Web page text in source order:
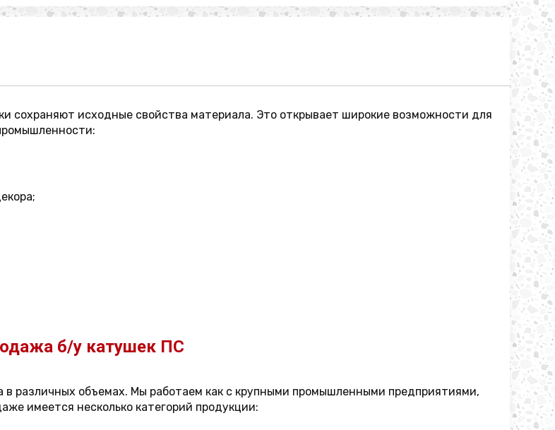
сохраняют исходные свойства материала. Это открывает широкие возможности для
б/у катушек ПС
различных объемах. Мы работаем как с крупными промышленными предприятиями,
имеется несколько категорий продукции: